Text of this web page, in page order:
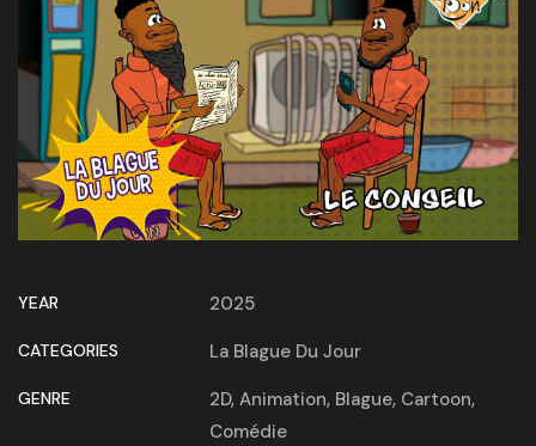
YEAR 2025
CATEGORIES La Blague Du Jour
GENRE 2D, Animation, Blague, Cartoon,
Comédie